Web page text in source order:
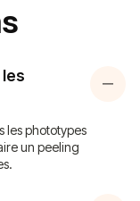
les phototypes
un peeling